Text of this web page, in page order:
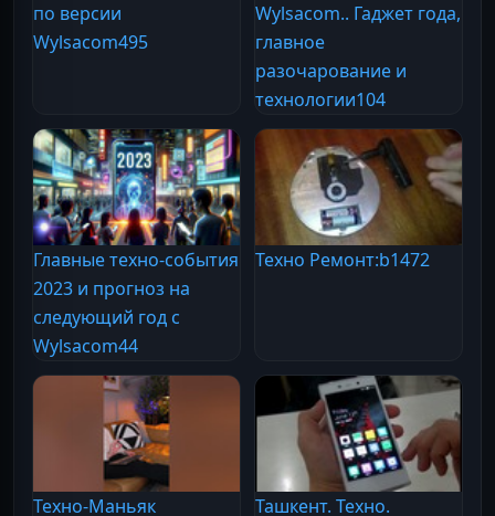
по версии
Wylsacom495
Wylsacom.. Гаджет года,
главное
разочарование и
технологии104
Главные техно-события
2023 и прогноз на
следующий год с
Wylsacom44
Техно Ремонт:b1472
Техно-Маньяк Ташкент. Техно.